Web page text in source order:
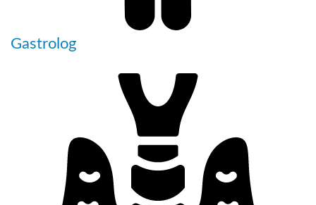
Gastrolog